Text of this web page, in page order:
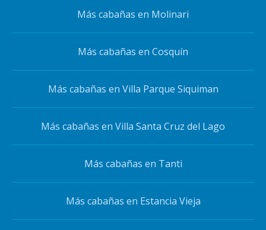
Más cabañas en Molinari
Más cabañas en Cosquín
Más cabañas en Villa Parque Siquiman
Más cabañas en Villa Santa Cruz del Lago
Más cabañas en Tanti
Más cabañas en Estancia Vieja